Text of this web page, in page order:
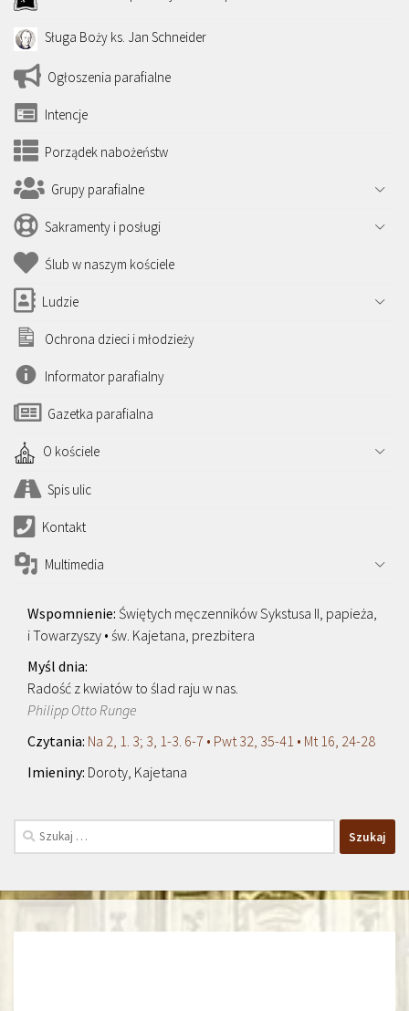
Sługa Boży ks. Jan Schneider
Ogłoszenia parafialne
Intencje
Porządek nabożeństw
Grupy parafialne
Sakramenty i posługi
Ślub w naszym kościele
Ludzie
Ochrona dzieci i młodzieży
Informator parafialny
Gazetka parafialna
O kościele
Spis ulic
Kontakt
Multimedia
Świętych męczenników Sykstusa II, papieża,
i Towarzyszy • św. Kajetana, prezbitera
Radość z kwiatów to ślad raju w nas.
Philipp Otto Runge
Na 2, 1. 3; 3, 1-3. 6-7 • Pwt 32, 35-41 • Mt 16, 24-28
Doroty, Kajetana
Szukaj: